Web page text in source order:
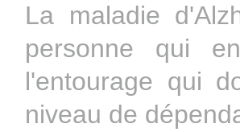
La maladie
personne qui
l'entourage qui
niveau de